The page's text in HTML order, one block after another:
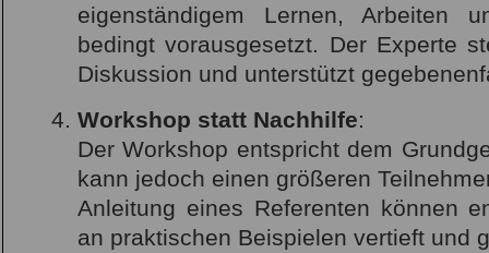
eigenständigem Lernen, Arbeiten
bedingt vorausgesetzt. Der Experte
Diskussion und unterstützt
Workshop statt Nachhilfe:
Der Workshop entspricht dem
kann jedoch einen größeren
Anleitung eines Referenten können
an praktischen Beispielen vertieft und